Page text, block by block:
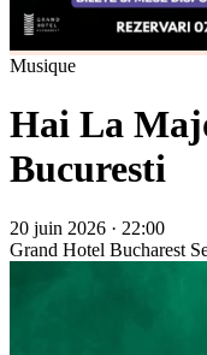
Musique
Hai La
Bucuresti
20 juin 2026 · 22:00
Grand Hotel Bucharest